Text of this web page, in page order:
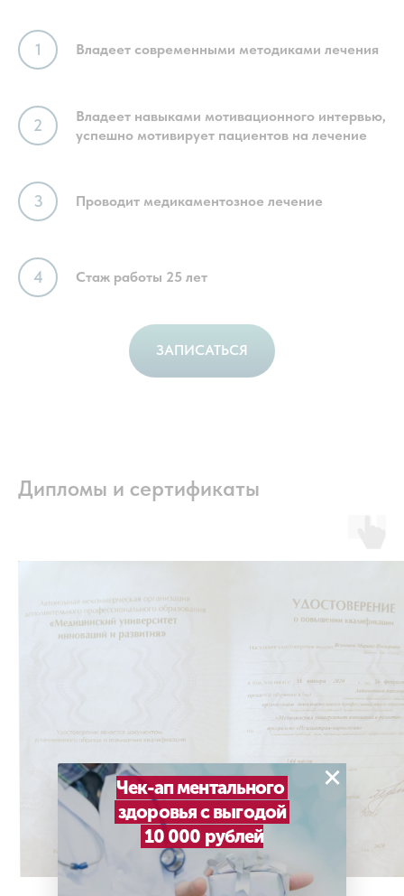
Владеет современными методиками лечения
Владеет навыками мотивационного интервью,
успешно мотивирует пациентов на лечение
Проводит медикаментозное лечение
Стаж работы 25 лет
ЗАПИСАТЬСЯ
Дипломы и сертификаты
Чек-ап ментального
здоровья с выгодой
10 000 рублей
×